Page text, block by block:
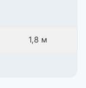
1,8 м